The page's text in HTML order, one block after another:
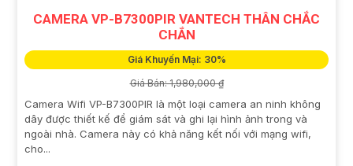
CAMERA VP-B7300PIR VANTECH THÂN CHẮC
CHẮN
Giá Khuyến Mại: 30%
Giá Bán: 1,980,000 ₫
Camera Wifi VP-B7300PIR là một loại camera an ninh không
dây được thiết kế để giám sát và ghi lại hình ảnh trong và
ngoài nhà. Camera này có khả năng kết nối với mạng wifi,
cho...